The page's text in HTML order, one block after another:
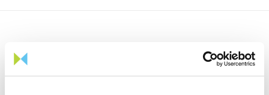
Notícias relacionadas